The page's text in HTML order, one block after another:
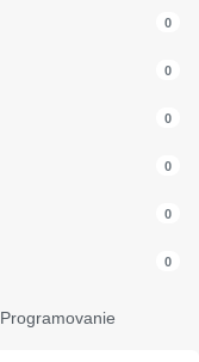
0
0
0
0
0
0
Programovanie